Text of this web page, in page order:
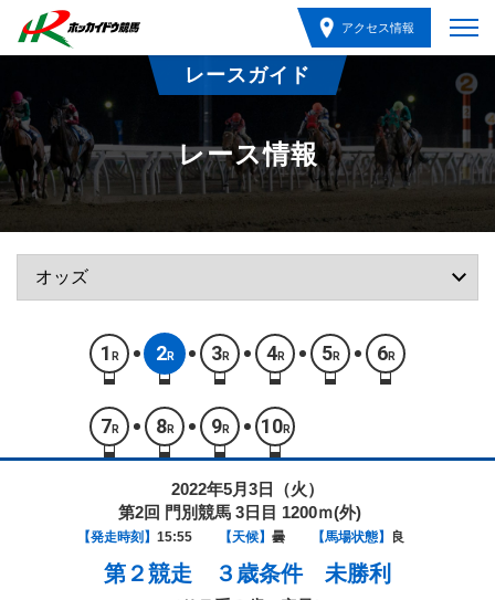
アクセス情報
レースガイド
レース情報
1 R 2R 3R 4R 5R 6R
7 R 8R 9R 10R
2022年5月3日（火）
第2回 門別競馬 3日目 1200ｍ(外)
【発走時刻】 15:55 【天候】 曇 【馬場状態】 良
第２競走 ３歳条件 未勝利